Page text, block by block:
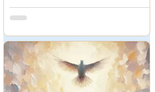
വ്യത്യാസം വന്നിട്ടുള്ള മേഖലകളില്‍
ഒന്ന് നമ്മുടെ കുടുംബങ്ങളാണ്.
മനുഷ്യനും ഇതിന്‍റെ ഭാഗം
ആയതിനാലും, ഒരു വ്യവസ്ഥ എന്ന
നിലയില